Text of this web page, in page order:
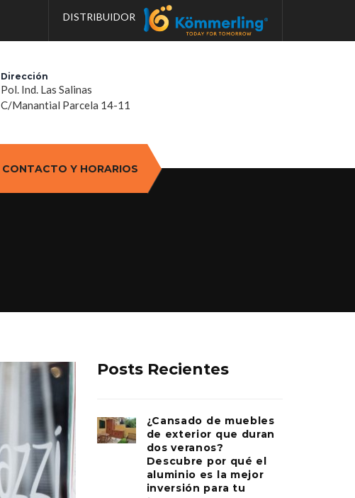
DISTRIBUIDOR
Dirección
Pol. Ind. Las Salinas
C/Manantial Parcela 14-11
CONTACTO Y HORARIOS
Posts Recientes
¿Cansado de muebles
de exterior que duran
dos veranos?
Descubre por qué el
aluminio es la mejor
inversión para tu